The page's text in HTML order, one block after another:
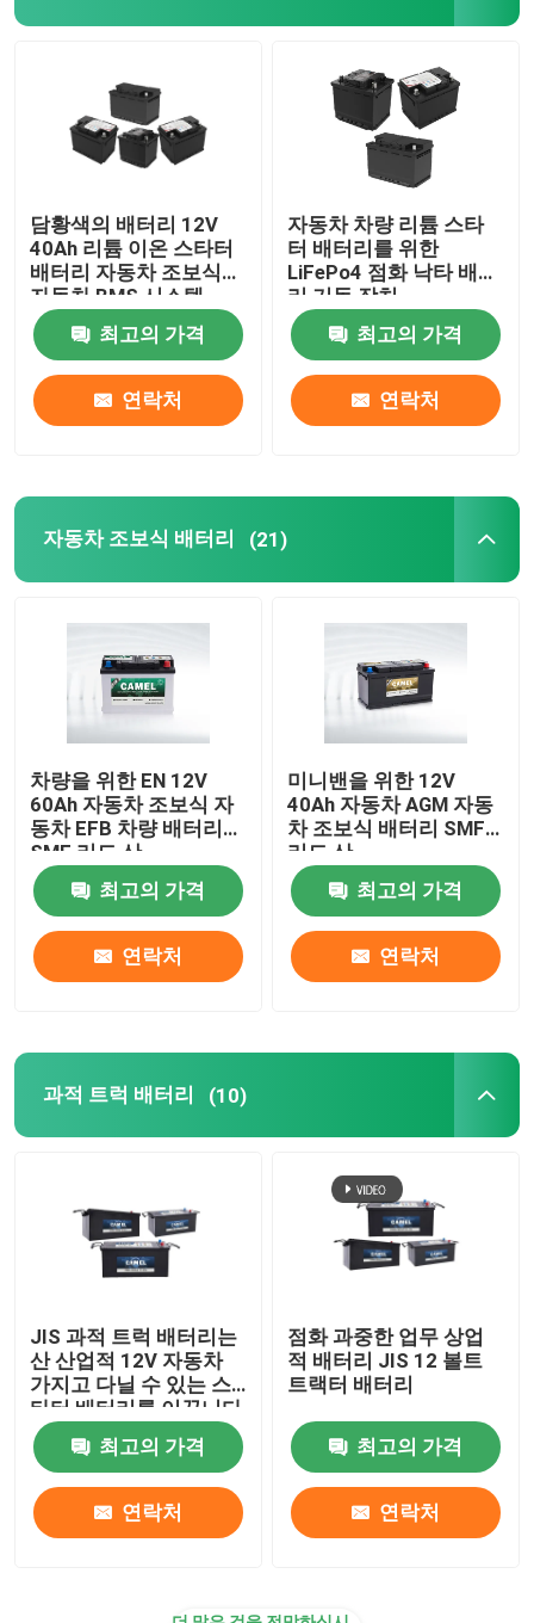
자동차 조보식 배터리
과적 트럭 배터리
산 휴식 배터리를 이끄세요
산 트랙션 배터리를 이끄세요
이중 목적 배터리
주거 에너지 저장 시스템
상업적 배터리 기억 장치 시스템
담황색의 배터리 12V
40Ah 리튬 이온 스타터
배터리 자동차 조보식
자동차 BMS 시스템
최고의 가격
연락처
자동차 차량 리튬 스타
터 배터리를 위한
LiFePo4 점화 낙타 배터
리 기동 장치
최고의 가격
연락처
자동차 조보식 배터리 (21)
차량을 위한 EN 12V
60Ah 자동차 조보식 자
동차 EFB 차량 배터리
SMF 리드 산
최고의 가격
연락처
미니밴을 위한 12V
40Ah 자동차 AGM 자동
차 조보식 배터리 SMF
리드 산
최고의 가격
연락처
과적 트럭 배터리 (10)
JIS 과적 트럭 배터리는
산 산업적 12V 자동차
가지고 다닐 수 있는 스
타터 배터리를 이끕니다
최고의 가격
연락처
점화 과중한 업무 상업
적 배터리 JIS 12 볼트
트랙터 배터리
최고의 가격
연락처